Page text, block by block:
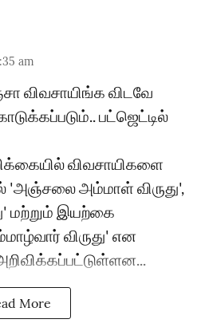
am
விவசாயிங்க விடவே
பட்ஜெட்டில்
விவசாயிகளை
'அஞ்சலை அம்மாள் விருது',
மற்றும் இயற்கை
விருது' என
More